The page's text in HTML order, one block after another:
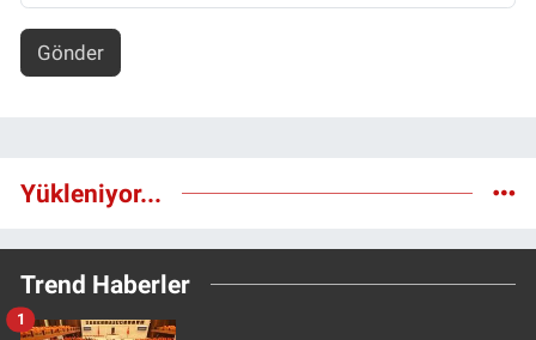
Gönder
Yükleniyor...
Trend Haberler
1